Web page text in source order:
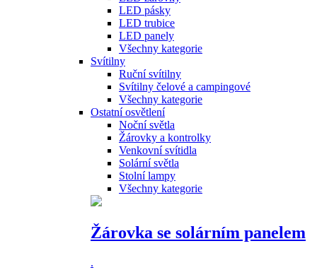
LED pásky
LED trubice
LED panely
Všechny kategorie
Svítilny
Ruční svítilny
Svítilny čelové a campingové
Všechny kategorie
Ostatní osvětlení
Noční světla
Žárovky a kontrolky
Venkovní svítidla
Solární světla
Stolní lampy
Všechny kategorie
Žárovka se solárním panelem
.